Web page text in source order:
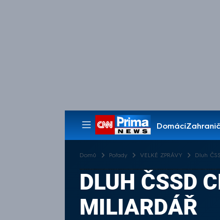
Domácí
Pořady
Domů Pořady VELKÉ ZPRÁVY Dluh
DLUH ČSSD
MILIARDÁŘ